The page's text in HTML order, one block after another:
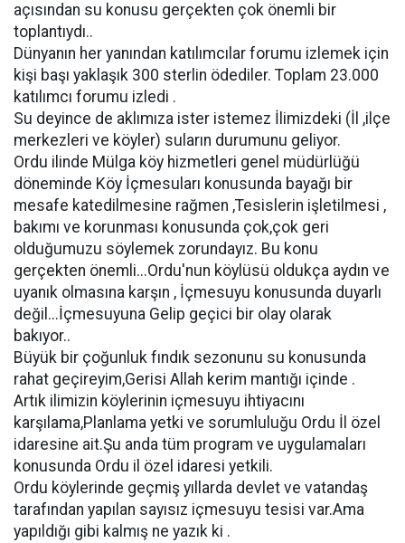
açısından su konusu gerçekten çok önemli bir
toplantıydı..
Dünyanın her yanından katılımcılar forumu izlemek için
kişi başı yaklaşık 300 sterlin ödediler. Toplam 23.000
katılımcı forumu izledi .
Su deyince de aklımıza ister istemez İlimizdeki (İl ,ilçe
merkezleri ve köyler) suların durumunu geliyor.
Ordu ilinde Mülga köy hizmetleri genel müdürlüğü
döneminde Köy İçmesuları konusunda bayağı bir
mesafe katedilmesine rağmen ,Tesislerin işletilmesi ,
bakımı ve korunması konusunda çok,çok geri
olduğumuzu söylemek zorundayız. Bu konu
gerçekten önemli...Ordu'nun köylüsü oldukça aydın ve
uyanık olmasına karşın , İçmesuyu konusunda duyarlı
değil...İçmesuyuna Gelip geçici bir olay olarak
bakıyor..
Büyük bir çoğunluk fındık sezonunu su konusunda
rahat geçireyim,Gerisi Allah kerim mantığı içinde .
Artık ilimizin köylerinin içmesuyu ihtiyacını
karşılama,Planlama yetki ve sorumluluğu Ordu İl özel
idaresine ait.Şu anda tüm program ve uygulamaları
konusunda Ordu il özel idaresi yetkili.
Ordu köylerinde geçmiş yıllarda devlet ve vatandaş
tarafından yapılan sayısız içmesuyu tesisi var.Ama
yapıldığı gibi kalmış ne yazık ki .